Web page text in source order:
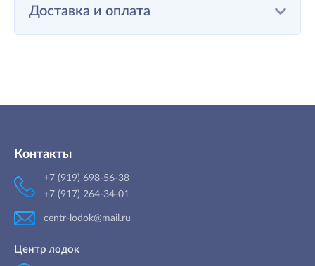
Доставка и оплата
Контакты
+7 (919) 698-56-38
+7 (917) 264-34-01
centr-lodok@mail.ru
Центр лодок